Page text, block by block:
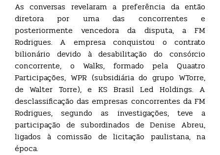
As conversas revelaram a preferência da então
diretora por uma das concorrentes e
posteriormente vencedora da disputa, a FM
Rodrigues. A empresa conquistou o contrato
bilionário devido à desabilitação do consórcio
concorrente, o Walks, formado pela Quaatro
Participações, WPR (subsidiária do grupo WTorre,
de Walter Torre), e KS Brasil Led Holdings. A
desclassificação das empresas concorrentes da FM
Rodrigues, segundo as investigações, teve a
participação de subordinados de Denise Abreu,
ligados à comissão de licitação paulistana, na
época.